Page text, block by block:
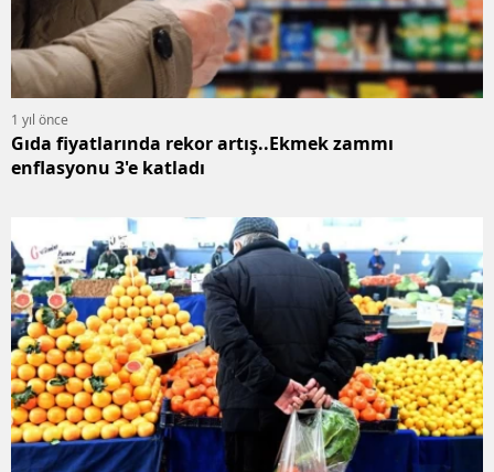
1 yıl önce
Gıda fiyatlarında rekor artış..Ekmek zammı
enflasyonu 3'e katladı